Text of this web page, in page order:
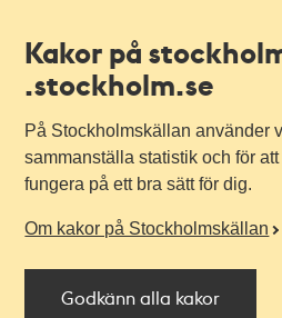
Kakor på
.stockholm.se
På Stockholmskällan använder
sammanställa statistik och för
fungera på ett bra sätt för dig.
Om kakor på Stockholmskällan
Godkänn alla kakor